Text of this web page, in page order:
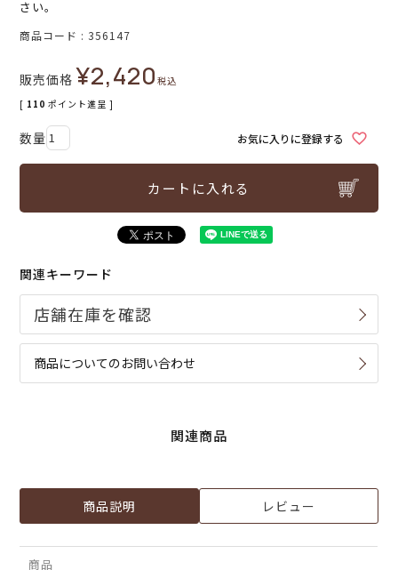
さい。
商品コード 356147
販売価格 ¥2,420税込
[ 110 ポイント進呈 ]
お気に入りに登録する
カートに入れる
関連キーワード
商品についてのお問い合わせ
関連商品
商品説明 レビュー
商品